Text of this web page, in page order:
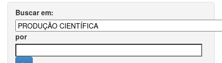
Buscar em:
por